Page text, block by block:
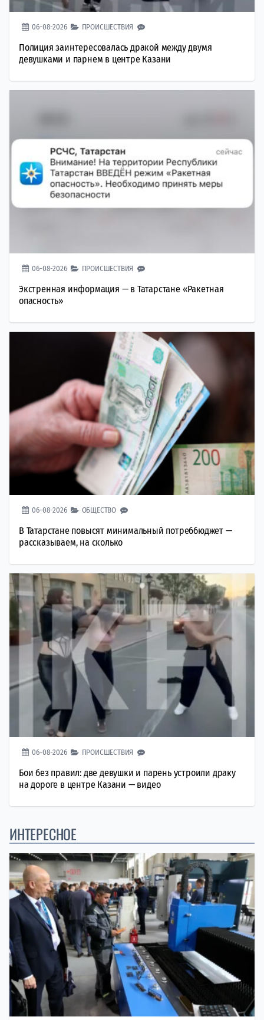
06-08-2026 ПРОИСШЕСТВИЯ
Полиция заинтересовалась дракой между двумя
девушками и парнем в центре Казани
06-08-2026 ПРОИСШЕСТВИЯ
Экстренная информация — в Татарстане «Ракетная
опасность»
06-08-2026 ОБЩЕСТВО
В Татарстане повысят минимальный потреббюджет —
рассказываем, на сколько
06-08-2026 ПРОИСШЕСТВИЯ
Бои без правил: две девушки и парень устроили драку
на дороге в центре Казани — видео
ИНТЕРЕСНОЕ